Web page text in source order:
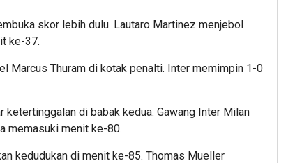
skor lebih dulu. Lautaro Martinez menjebol
ke-37.
Marcus Thuram di kotak penalti. Inter memimpin 1-0
ketertinggalan di babak kedua. Gawang Inter Milan
memasuki menit ke-80.
kedudukan di menit ke-85. Thomas Mueller